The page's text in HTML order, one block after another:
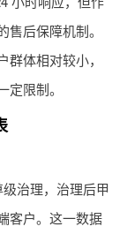
后保障机制。
体相对较小，
限制。
治理，治理后甲
客户。这一数据